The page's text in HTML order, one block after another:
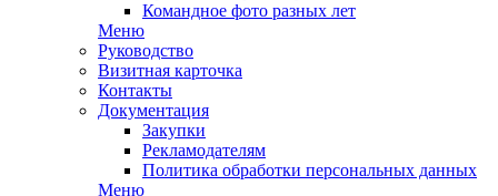
Командное фото разных лет
Меню
Руководство
Визитная карточка
Контакты
Документация
Закупки
Рекламодателям
Политика обработки персональных данных
Меню